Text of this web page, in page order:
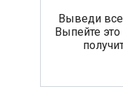
Выведи
Выпейте